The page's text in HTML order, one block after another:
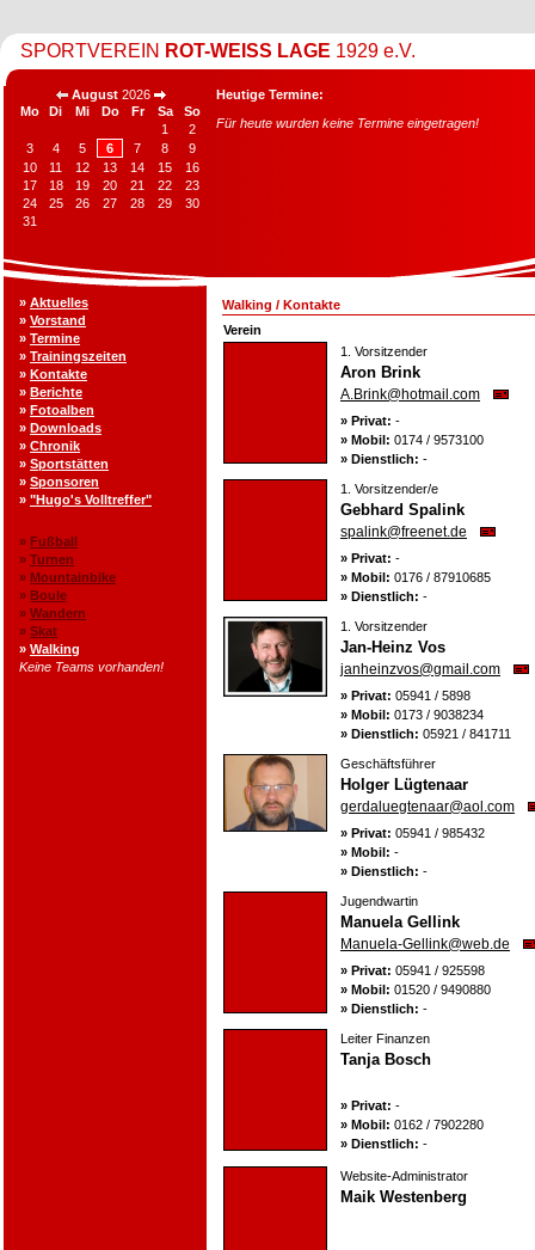
SPORTVEREIN ROT-WEISS LAGE 1929 e.V.
Heutige Termine:
Für heute wurden keine Termine eingetragen!
August 2026
Mo
Di Mi Do Fr Sa
So
1
2
3
4 5 6 7 8
9
10
11 12 13 14 15
16
17
18 19 20 21 22
23
24
25 26 27 28 29
30
31
» Aktuelles
» Vorstand
» Termine
» Trainingszeiten
» Kontakte
» Berichte
» Fotoalben
» Downloads
» Chronik
» Sportstätten
» Sponsoren
» "Hugo's Volltreffer"
» Fußball
» Turnen
» Mountainbike
» Boule
» Wandern
» Skat
» Walking
Keine Teams vorhanden!
Walking / Kontakte
Verein
1. Vorsitzender
Aron Brink
A.Brink@hotmail.com
» Privat: -
» Mobil: 0174 / 9573100
» Dienstlich: -
1. Vorsitzender/e
Gebhard Spalink
spalink@freenet.de
» Privat: -
» Mobil: 0176 / 87910685
» Dienstlich: -
1. Vorsitzender
Jan-Heinz Vos
janheinzvos@gmail.com
» Privat: 05941 / 5898
» Mobil: 0173 / 9038234
» Dienstlich: 05921 / 841711
Geschäftsführer
Holger Lügtenaar
gerdaluegtenaar@aol.com
» Privat: 05941 / 985432
» Mobil: -
» Dienstlich: -
Jugendwartin
Manuela Gellink
Manuela-Gellink@web.de
» Privat: 05941 / 925598
» Mobil: 01520 / 9490880
» Dienstlich: -
Leiter Finanzen
Tanja Bosch
» Privat: -
» Mobil: 0162 / 7902280
» Dienstlich: -
Website-Administrator
Maik Westenberg